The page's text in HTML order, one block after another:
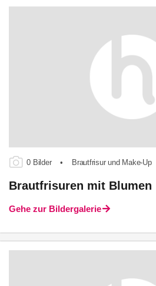
0 Bilder • Brautfrisur und Make-Up
Brautfrisuren mit Blumen
Gehe zur Bildergalerie